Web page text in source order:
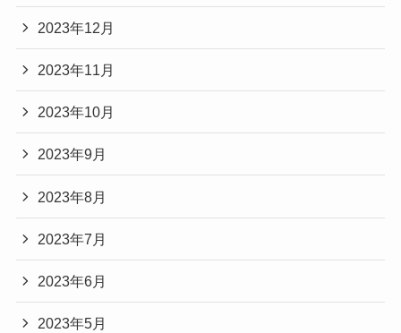
2023年12月
2023年11月
2023年10月
2023年9月
2023年8月
2023年7月
2023年6月
2023年5月